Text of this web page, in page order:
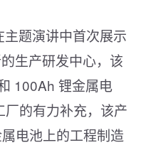
题演讲中首次展示
生产研发中心，该
100Ah 锂金属电
的有力补充，该产
电池上的工程制造